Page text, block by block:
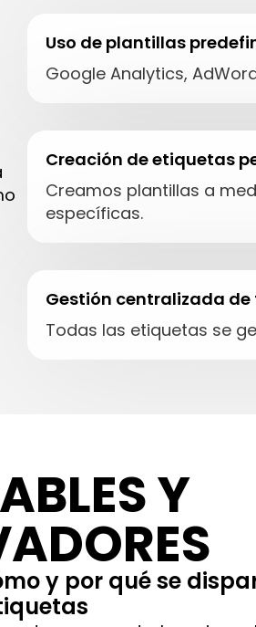
Uso de plantillas
Google Analytics,
Creación de etiquetas
Creamos plantillas a
específicas.
Gestión centralizada
Todas las etiquetas se
Y
y por qué se